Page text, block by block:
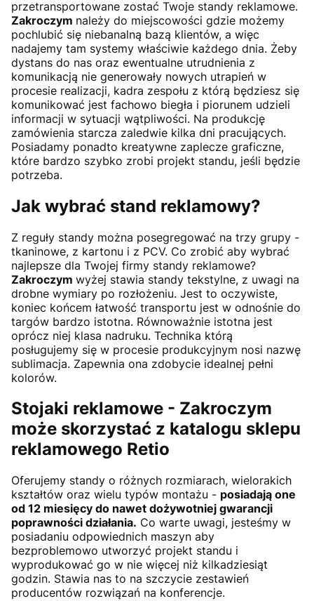
przetransportowane zostać Twoje standy reklamowe.
Zakroczym należy do miejscowości gdzie możemy
pochlubić się niebanalną bazą klientów, a więc
nadajemy tam systemy właściwie każdego dnia. Żeby
dystans do nas oraz ewentualne utrudnienia z
komunikacją nie generowały nowych utrapień w
procesie realizacji, kadra zespołu z którą będziesz się
komunikować jest fachowo biegła i piorunem udzieli
informacji w sytuacji wątpliwości. Na produkcję
zamówienia starcza zaledwie kilka dni pracujących.
Posiadamy ponadto kreatywne zaplecze graficzne,
które bardzo szybko zrobi projekt standu, jeśli będzie
potrzeba.
Jak wybrać stand reklamowy?
Z reguły standy można posegregować na trzy grupy -
tkaninowe, z kartonu i z PCV. Co zrobić aby wybrać
najlepsze dla Twojej firmy standy reklamowe?
Zakroczym wyżej stawia standy tekstylne, z uwagi na
drobne wymiary po rozłożeniu. Jest to oczywiste,
koniec końcem łatwość transportu jest w odnośnie do
targów bardzo istotna. Równoważnie istotna jest
oprócz niej klasa nadruku. Technika którą
posługujemy się w procesie produkcyjnym nosi nazwę
sublimacja. Zapewnia ona zdobycie idealnej pełni
kolorów.
Stojaki reklamowe - Zakroczym
może skorzystać z katalogu sklepu
reklamowego Retio
Oferujemy standy o różnych rozmiarach, wielorakich
kształtów oraz wielu typów montażu - posiadają one
od 12 miesięcy do nawet dożywotniej gwarancji
poprawności działania. Co warte uwagi, jesteśmy w
posiadaniu odpowiednich maszyn aby
bezproblemowo utworzyć projekt standu i
wyprodukować go w nie więcej niż kilkadziesiąt
godzin. Stawia nas to na szczycie zestawień
producentów rozwiązań na konferencje.